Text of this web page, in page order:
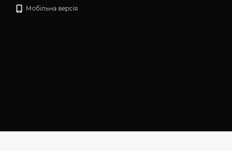
Мобільна версія